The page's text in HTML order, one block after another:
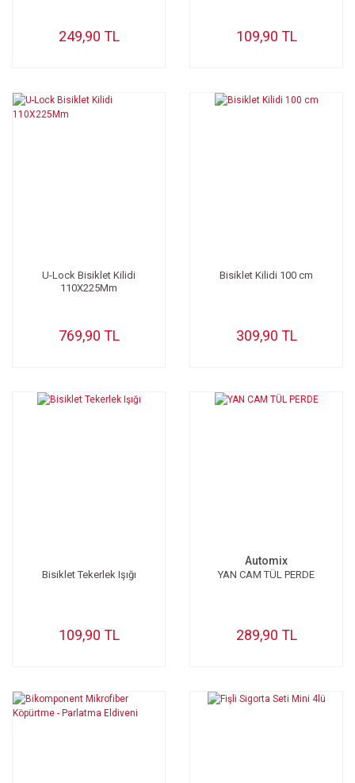
249,90 TL 109,90 TL
U-Lock Bisiklet Kilidi
110X225Mm
769,90 TL
Bisiklet Kilidi 100 cm
309,90 TL
Bisiklet Tekerlek Işığı
109,90 TL
Automix
YAN CAM TÜL PERDE
289,90 TL